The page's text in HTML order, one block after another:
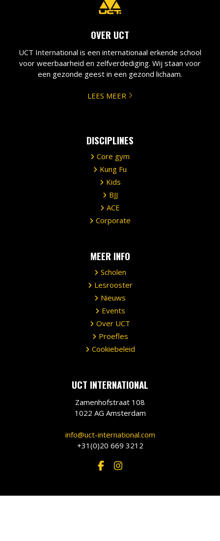
OVER UCT
UCT International is een internationaal erkende school
voor weerbaarheid en zelfverdediging. Wij staan voor
een gezonde geest in een gezond lichaam.
LEES MEER
DISCIPLINES
Core gym
Kung Fu
Kids
BJJ
ACE
Corporate
MEER INFO
Scholen
Lesrooster
Nieuws
Events
Over UCT
Proefles
Cookiebeleid
UCT INTERNATIONAL
Zamenhofstraat 108
1022 AG Amsterdam
info@uct-international.com
+31(0)20 669 3212